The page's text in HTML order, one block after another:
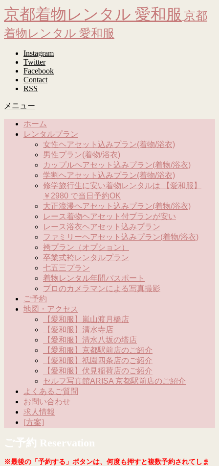
京都着物レンタル 愛和服 京都
着物レンタル 愛和服
Instagram
Twitter
Facebook
Contact
RSS
メニュー
ホーム
レンタルプラン
女性ヘアセット込みプラン(着物/浴衣)
男性プラン(着物/浴衣)
カップルヘアセット込みプラン(着物/浴衣)
学割ヘアセット込みプラン(着物/浴衣)
修学旅行生に安い着物レンタルは 【愛和服】
￥2980 で当日予約OK
大正浪漫ヘアセット込みプラン(着物/浴衣)
レース着物ヘアセット付プランが安い
レース浴衣ヘアセット込みプラン
ファミリーヘアセット込みプラン(着物/浴衣)
袴プラン（オプション）
卒業式袴レンタルプラン
七五三プラン
着物レンタル年間パスポート
プロのカメラマンによる写真撮影
ご予約
地図・アクセス
【愛和服】嵐山渡月橋店
【愛和服】清水寺店
【愛和服】清水八坂の塔店
【愛和服】京都駅前店のご紹介
【愛和服】祇園四条店のご紹介
【愛和服】伏見稲荷店のご紹介
セルフ写真館ARISA 京都駅前店のご紹介
よくあるご質問
お問い合わせ
求人情報
[方案]
ご予約 Reservation
※最後の「予約する」ボタンは、何度も押すと複数予約されてしま